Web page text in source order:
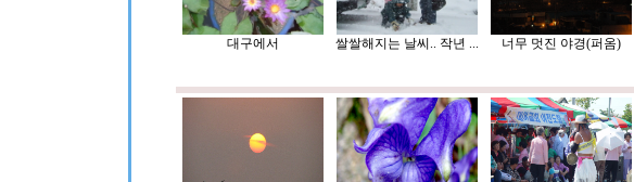
대구에서 쌀쌀해지는 날씨.. 작년 ... 너무 멋진 야경(퍼옴)